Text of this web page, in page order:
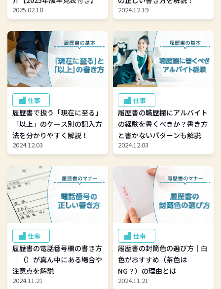
2025.02.18 2024.12.19
仕事
履歴書で扱う「現在に至る」
「以上」のケース別の記入方
法を分かりやすく解説！
2024.12.03
仕事
履歴書の職歴欄にアルバイト
の経験を書くべきか？書き方
と書かないパターンも解説
2024.12.03
仕事
履歴書の電話番号欄の書き方
｜（）が真ん中にある場合や
注意点を解説
2024.11.21
仕事
履歴書の封筒色の選び方｜白
色がおすすめ（茶色は
NG？）の理由とは
2024.11.21